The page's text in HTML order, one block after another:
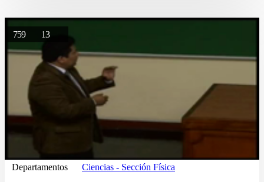
759 13
Departamentos Ciencias - Sección Física